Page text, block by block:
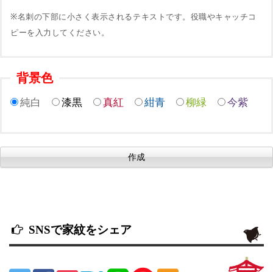
※名刺の下部に小さく表示されるテキストです。役職やキャッチコ
ピーを入力してください。
背景色
純白 漆黒 真紅 紺青 柳緑 今紫
SNSで家紋をシェア